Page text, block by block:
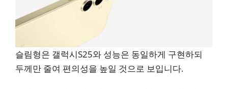
슬림형은 갤럭시S25와 성능은 동일하게 구현하되
두께만 줄여 편의성을 높일 것으로 보입니다.